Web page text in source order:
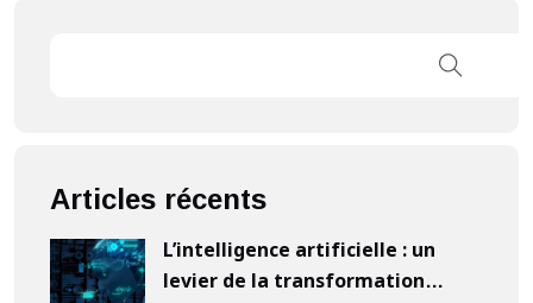
Articles récents
L’intelligence artificielle : un
levier de la transformation